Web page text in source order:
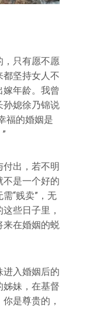
，只有愿不愿
都坚持女人不
年龄。我曾
孙媳徐乃锦说
福的婚姻是
付出，若不明
不是一个好的
“贱卖”，无
些日子里，
在婚姻的蜕
进入婚姻后的
姊妹，在基督
是尊贵的，